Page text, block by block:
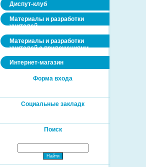
Диспут-клуб
Материалы и разработки
учителей
Материалы и разработки
учителей с приложениями
Интернет-магазин
Форма входа
Социальные закладк
Поиск